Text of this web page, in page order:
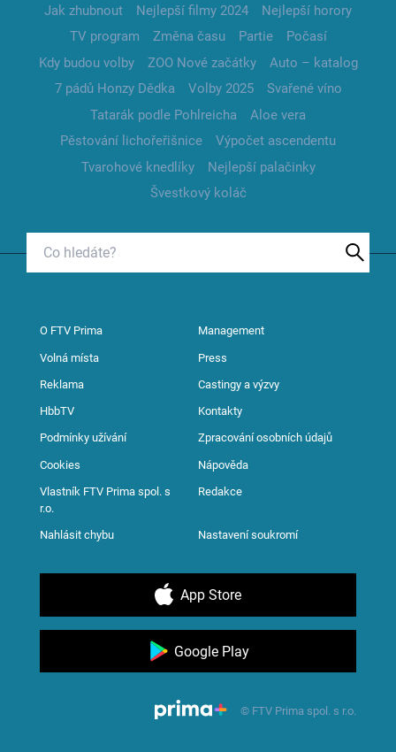
Jak zhubnout Nejlepší filmy 2024
Nejlepší horory
TV program
Změna času Partie
Počasí
Kdy budou volby
ZOO Nové začátky
Auto – katalog
7 pádů Honzy Dědka
Volby 2025
Svařené víno
Tatarák podle Pohlreicha
Aloe vera
Pěstování lichořeřišnice
Výpočet ascendentu
Tvarohové knedlíky
Nejlepší palačinky
Švestkový koláč
O FTV Prima Management
Volná místa Press
Reklama Castingy a výzvy
HbbTV Kontakty
Podmínky užívání Zpracování osobních údajů
Cookies Nápověda
Vlastník FTV Prima spol. s
r.o.
Redakce
Nahlásit chybu Nastavení soukromí
App Store
Google Play
© FTV Prima spol. s r.o.